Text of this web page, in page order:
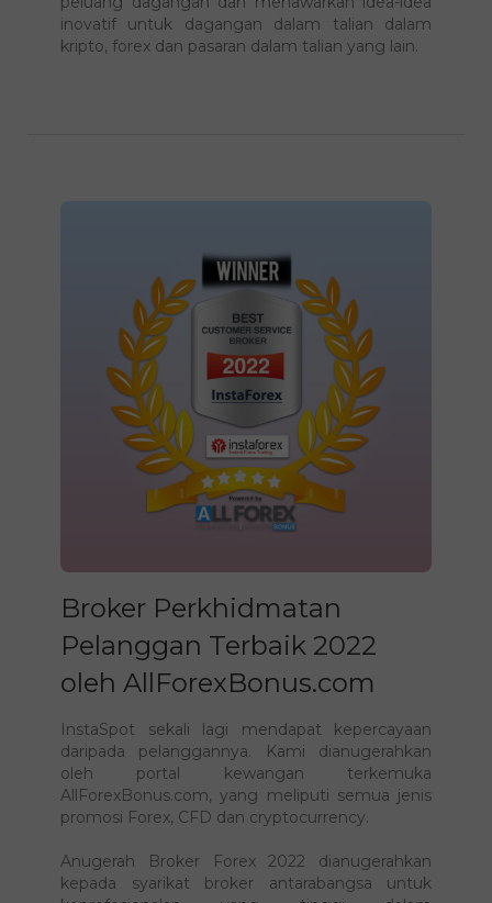
kepada lebih daripada 7,000,000 pelanggan
selama 15 tahun, sentiasa mengembangkan
peluang dagangan dan menawarkan idea-idea
Broker Perkhidmatan
Pelanggan Terbaik 2022
oleh AllForexBonus.com
InstaSpot sekali lagi mendapat kepercayaan
daripada pelanggannya. Kami dianugerahkan
oleh portal kewangan terkemuka
promosi Forex, CFD dan cryptocurrency.